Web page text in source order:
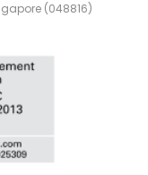
(048816)